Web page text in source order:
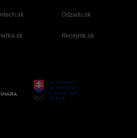
Odzadu.sk
Receptik.sk